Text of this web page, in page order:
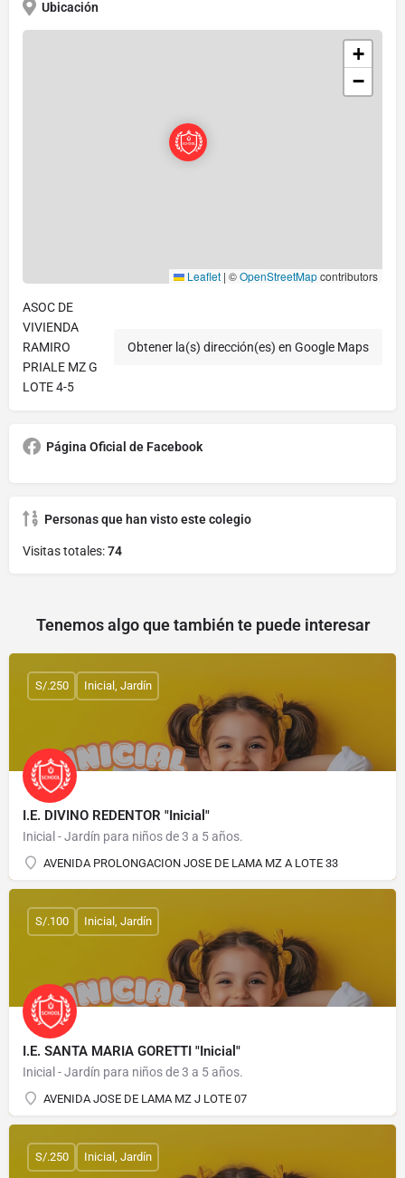
Ubicación
+
−
Leaflet | ©OpenStreetMapcontributors
ASOC DE
VIVIENDA
RAMIRO
PRIALE MZ G
LOTE 4-5
Obtener la(s) dirección(es) en Google Maps
Página Oficial de Facebook
Personas que han visto este colegio
Visitas totales:74
Tenemos algo que también te puede interesar
I.E. DIVINO REDENTOR "Inicial"
Inicial - Jardín para niños de 3 a 5 años.
AVENIDA PROLONGACION JOSE DE LAMA MZ A LOTE 33
S/.250 Inicial, Jardín
I.E. SANTA MARIA GORETTI "Inicial"
Inicial - Jardín para niños de 3 a 5 años.
AVENIDA JOSE DE LAMA MZ J LOTE 07
S/.100 Inicial, Jardín
S/.250 Inicial, Jardín